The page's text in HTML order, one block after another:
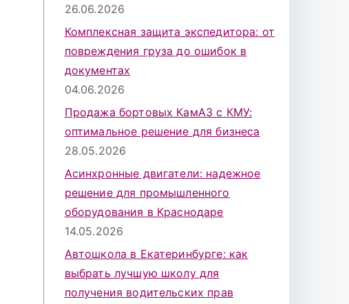
26.06.2026
Комплексная защита экспедитора: от
повреждения груза до ошибок в
документах
04.06.2026
Продажа бортовых КамАЗ с КМУ:
оптимальное решение для бизнеса
28.05.2026
Асинхронные двигатели: надежное
решение для промышленного
оборудования в Краснодаре
14.05.2026
Автошкола в Екатеринбурге: как
выбрать лучшую школу для
получения водительских прав